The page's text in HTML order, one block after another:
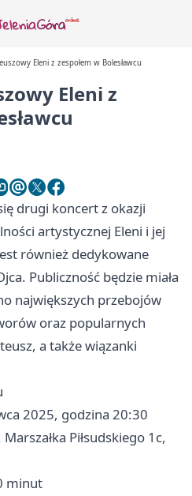
Eleni z zespołem w Bolesławcu
Eleni z
drugi koncert z okazji
artystycznej Eleni i jej
również dedykowane
Publiczność będzie miała
największych przebojów
oraz popularnych
a także wiązanki
2025, godzina 20:30
Piłsudskiego 1c,
minut